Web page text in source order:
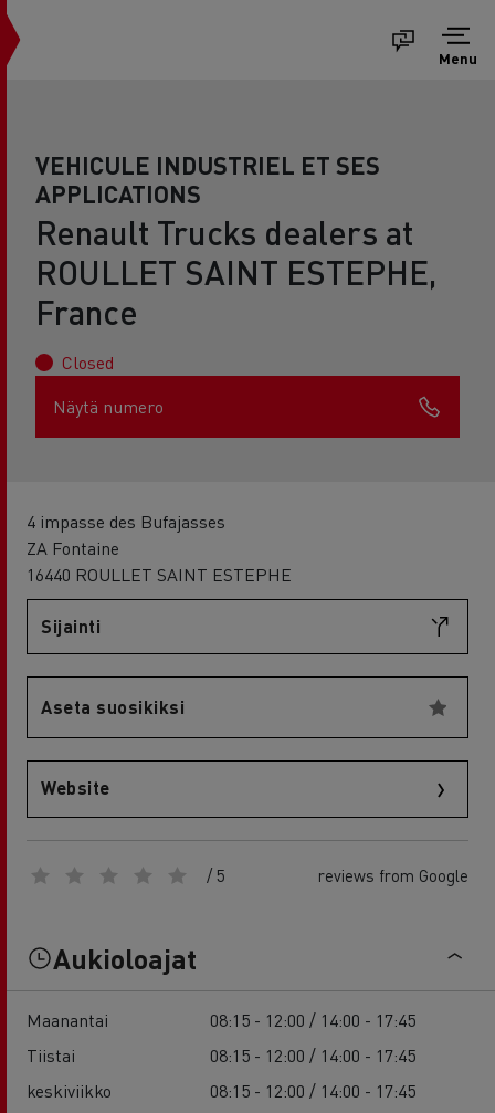
Menu
VEHICULE INDUSTRIEL ET SES
APPLICATIONS
Renault Trucks dealers at
ROULLET SAINT ESTEPHE,
France
Closed
Näytä numero
4 impasse des Bufajasses
ZA Fontaine
16440 ROULLET SAINT ESTEPHE
Sijainti
Aseta suosikiksi
Website
/ 5 reviews from Google
Aukioloajat
Maanantai
08:15 - 12:00 / 14:00 - 17:45
Tiistai
08:15 - 12:00 / 14:00 - 17:45
keskiviikko
08:15 - 12:00 / 14:00 - 17:45